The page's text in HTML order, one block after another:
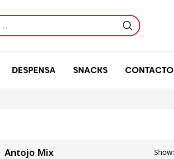
DESPENSA SNACKS CONTACTO
Antojo Mix Show: